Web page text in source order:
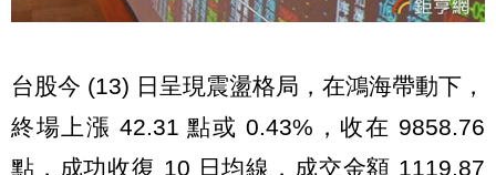
台股今 (13) 日呈現震盪格局，在鴻海帶動下，
終場上漲 42.31 點或 0.43%，收在 9858.76
點，成功收復 10 日均線，成交金額 1119.87